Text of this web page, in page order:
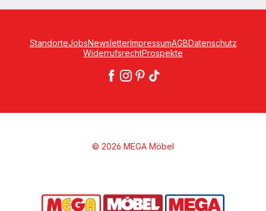
StandorteJobsNewsletterImpressumAGBDatenschutz
WiderrufsrechtProspekte
© 2026 MEGA Möbel